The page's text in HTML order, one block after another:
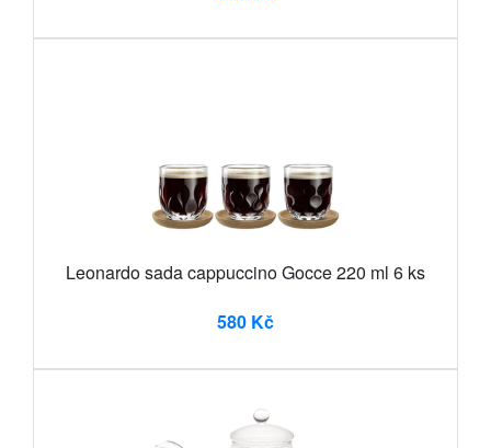
Leonardo sada cappuccino Gocce 220 ml 6 ks
580 Kč